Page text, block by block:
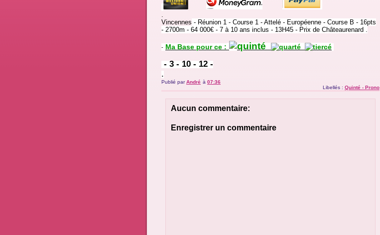
.
Vincennes - Réunion 1 - Course 1 - Attelé - Européenne - Course B - 16pts
- 2700m - 64 000€ - 7 à 10 ans inclus - 13H45 - Prix de Châteaurenard .
- Ma Base pour ce :
- 3 - 10 - 12 -
.
Publié parAndré à 07:36
Libellés : Quinté - Prono
Aucun commentaire:
Enregistrer un commentaire